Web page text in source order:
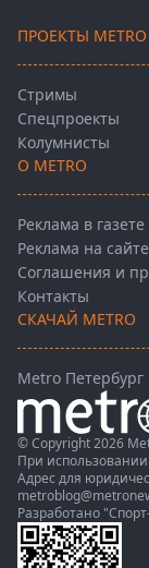
ПРОЕКТЫ METRO
Стримы
Спецпроекты
Колумнисты
О METRO
Реклама в
Реклама на
Соглашения и
Контакты
СКАЧАЙ METRO
Metro Петербург
© Copyright 2026
При
Адрес для
Разработано